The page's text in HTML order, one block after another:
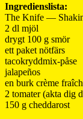
Ingredienslista:
The Knife —
2 dl mjöl
drygt 100 g smör
ett paket nötfärs
tacokryddmix-påse
jalapeños
en burk crème
2 tomater (akta dig
150 g cheddarost